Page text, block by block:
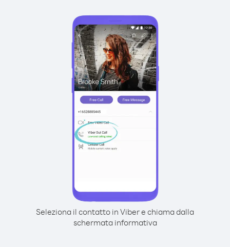
Seleziona il contatto in Viber e chiama dalla
schermata informativa